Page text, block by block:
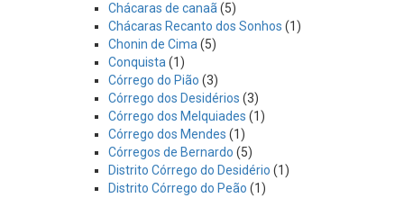
Chácaras de canaã(5)
Chácaras Recanto dos Sonhos (1)
Chonin de Cima(5)
Conquista(1)
Córrego do Pião (3)
Córrego dos Desidérios (3)
Córrego dos Melquiades (1)
Córrego dos Mendes (1)
Córregos de Bernardo (5)
Distrito Córrego do Desidério (1)
Distrito Córrego do Peão (1)